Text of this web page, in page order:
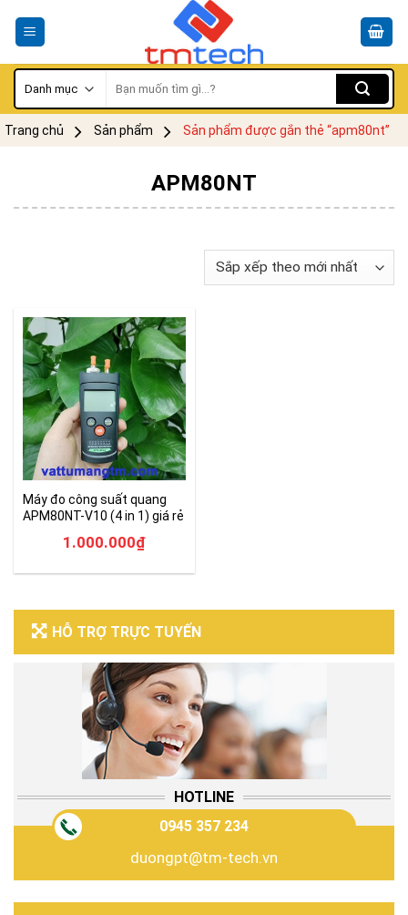
kiếm:
Trang chủ Sản phẩm Sản phẩm được gắn thẻ “apm80nt”
HỖ TRỢ TRỰC TUYẾN
HOTLINE
0945 357 234
duongpt@tm-tech.vn
APM80NT
Máy đo công suất quang
APM80NT-V10 (4 in 1) giá rẻ
1.000.000₫